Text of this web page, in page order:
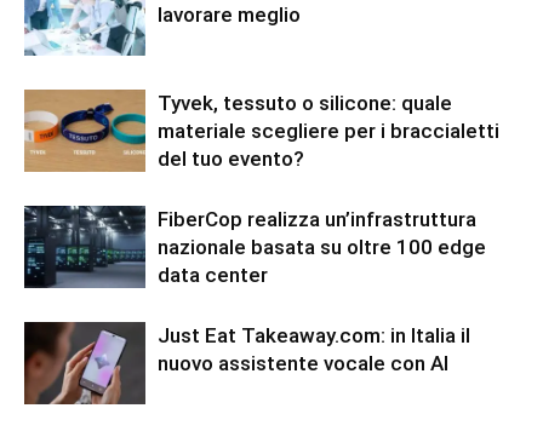
lavorare meglio
Tyvek, tessuto o silicone: quale
materiale scegliere per i braccialetti
del tuo evento?
FiberCop realizza un’infrastruttura
nazionale basata su oltre 100 edge
data center
Just Eat Takeaway.com: in Italia il
nuovo assistente vocale con AI